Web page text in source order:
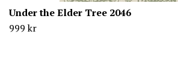
Under the Elder Tree 2046
999 kr